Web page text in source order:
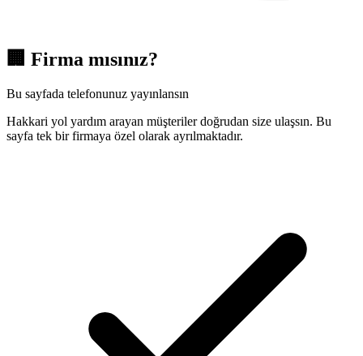
🏢 Firma mısınız?
Bu sayfada telefonunuz yayınlansın
Hakkari yol yardım arayan müşteriler doğrudan size ulaşsın. Bu
sayfa tek bir firmaya özel olarak ayrılmaktadır.